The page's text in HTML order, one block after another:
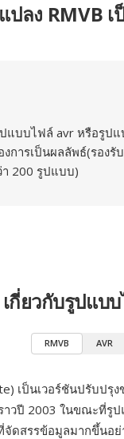
ปลง RMVB เ
ปแบบไฟล์ avr หรือรูป
งการเป็นผลลัพธ์(รอง
า 200 รูปแบบ)
เกี่ยวกับรูปแบ
RMVB AVR
เป็นเวอร์ชันปรับปรุ
าวปี 2003 ในขณะที่รูป
จัดสรรข้อมูลมากขึ้น